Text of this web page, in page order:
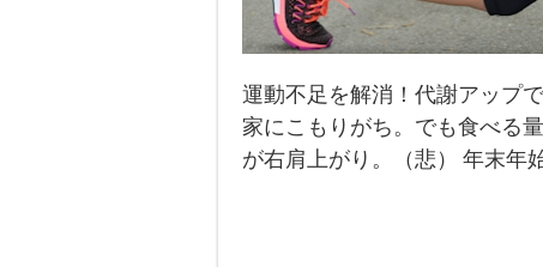
運動不足を解消！代謝アップ
家にこもりがち。でも食べる
が右肩上がり。（悲） 年末年